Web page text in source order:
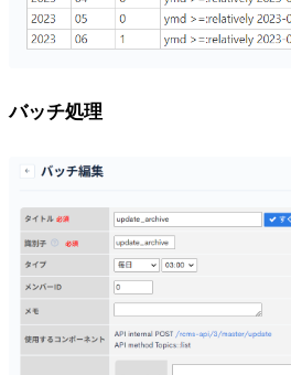
バッチ処理